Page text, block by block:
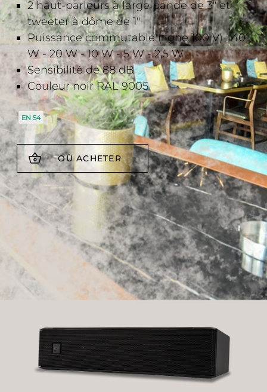
2 haut-parleurs à large bande de 3" et
tweeter à dôme de 1"
Puissance commutable (ligne 100 V) : 40
W - 20 W - 10 W - 5 W - 2,5 W
Sensibilité de 88 dB
Couleur noir RAL 9005
EN 54
OÙ ACHETER